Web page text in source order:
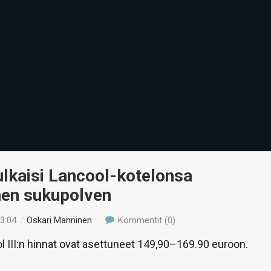
Lancool-kotelonsa
sukupolven
/Oskari Manninen Kommentit (0)
III:n hinnat ovat asettuneet 149,90–169.90 euroon.